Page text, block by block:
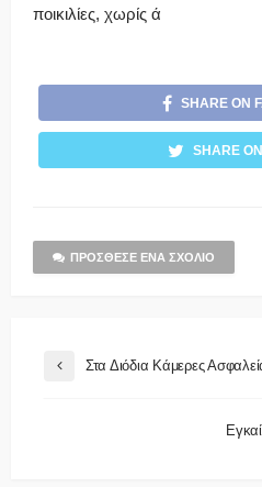
ποικιλίες, χωρίς ά
SHARE ON
SHARE
ΠΡΌΣΘΕΣΕ ΈΝΑ ΣΧΌΛΙΟ
Στα Διόδια Κάμερες